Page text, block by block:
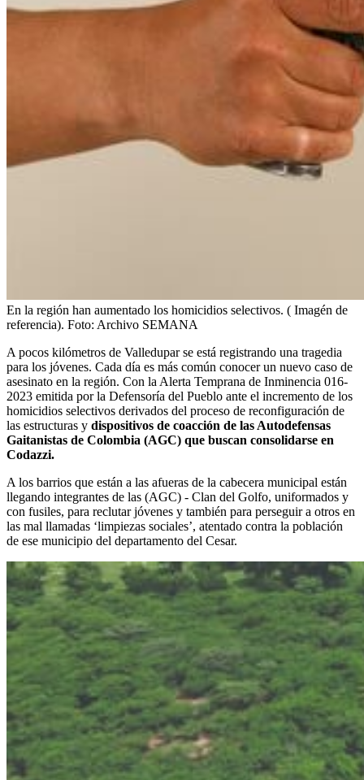
En la región han aumentado los homicidios selectivos. ( Imagén de
referencia). Foto: Archivo SEMANA
A pocos kilómetros de Valledupar se está registrando una tragedia
para los jóvenes. Cada día es más común conocer un nuevo caso de
asesinato en la región. Con la Alerta Temprana de Inminencia 016-
2023 emitida por la Defensoría del Pueblo ante el incremento de los
homicidios selectivos derivados del proceso de reconfiguración de
las estructuras y dispositivos de coacción de las Autodefensas
Gaitanistas de Colombia (AGC) que buscan consolidarse en
Codazzi.
A los barrios que están a las afueras de la cabecera municipal están
llegando integrantes de las (AGC) - Clan del Golfo, uniformados y
con fusiles, para reclutar jóvenes y también para perseguir a otros en
las mal llamadas ‘limpiezas sociales’, atentado contra la población
de ese municipio del departamento del Cesar.